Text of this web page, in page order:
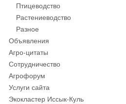
Птицеводство
Растениеводство
Разное
Объявления
Агро-цитаты
Сотрудничество
Агрофорум
Услуги сайта
Экокластер Иссык-Куль